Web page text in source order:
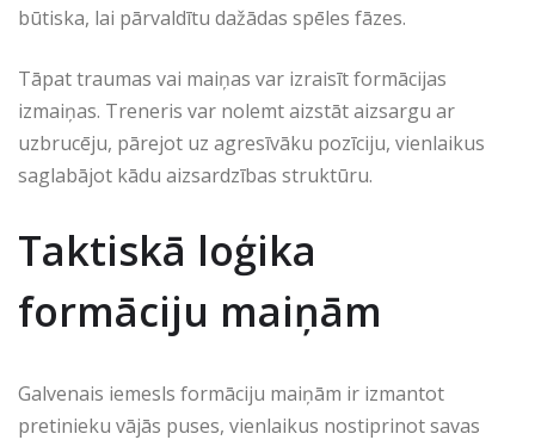
būtiska, lai pārvaldītu dažādas spēles fāzes.
Tāpat traumas vai maiņas var izraisīt formācijas
izmaiņas. Treneris var nolemt aizstāt aizsargu ar
uzbrucēju, pārejot uz agresīvāku pozīciju, vienlaikus
saglabājot kādu aizsardzības struktūru.
Taktiskā loģika
formāciju maiņām
Galvenais iemesls formāciju maiņām ir izmantot
pretinieku vājās puses, vienlaikus nostiprinot savas